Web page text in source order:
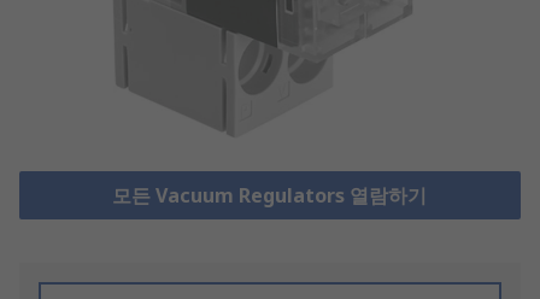
모든 Vacuum Regulators 열람하기